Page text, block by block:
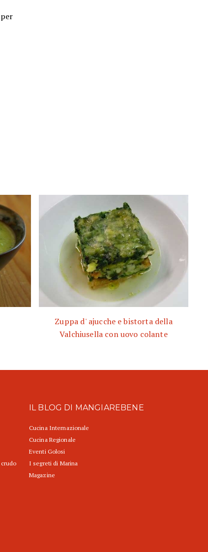
Zuppa d' ajucche e bistorta della
Valchiusella con uovo colante
IL BLOG DI MANGIAREBENE
Cucina Internazionale
Cucina Regionale
Eventi Golosi
I segreti di Marina
Magazine